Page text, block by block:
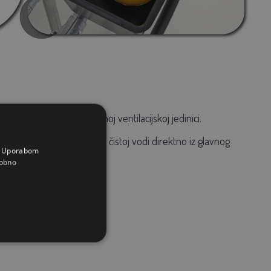
zahvaljujući prozirnoj ventilacijskoj jedinici.
imaju pristup svježoj i čistoj vodi direktno iz glavnog